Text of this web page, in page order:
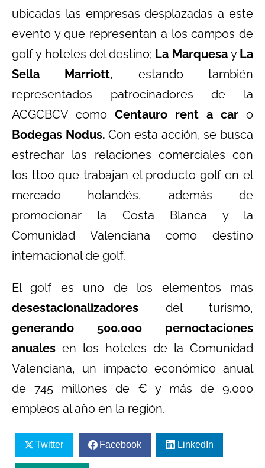
ubicadas las empresas desplazadas a este
evento y que representan a los campos de
golf y hoteles del destino; La Marquesa y La
Sella Marriott, estando también
representados patrocinadores de la
ACGCBCV como Centauro rent a car o
Bodegas Nodus.Con esta acción, se busca
estrechar las relaciones comerciales con
los ttoo que trabajan el producto golf en el
mercado holandés, además de
promocionar la Costa Blanca y la
Comunidad Valenciana como destino
internacional de golf.
El golf es uno de los elementos más
desestacionalizadores del turismo,
generando 500.000 pernoctaciones
anuales en los hoteles de la Comunidad
Valenciana, un impacto económico anual
de 745 millones de € y más de 9.000
empleos al año en la región.
Twitter Facebook LinkedIn